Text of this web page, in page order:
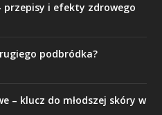
przepisy i efekty zdrowego
podbródka?
– klucz do młodszej skóry w